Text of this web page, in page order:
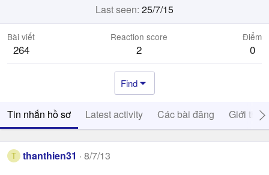
Last seen 25/7/15
Bài viết
264
Reaction score
2
Điểm
0
Find
Tin nhắn hồ sơ Latest activity Các bài đăng Giới thiệu
T thanthien31 8/7/13